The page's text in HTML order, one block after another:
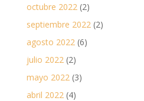
octubre 2022(2)
septiembre 2022(2)
agosto 2022(6)
julio 2022(2)
mayo 2022(3)
abril 2022(4)